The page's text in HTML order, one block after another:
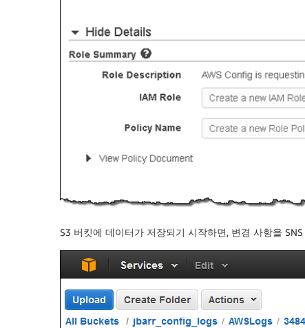
S3 버킷에 데이터가 저장되기 시작하면, 변경 사항을